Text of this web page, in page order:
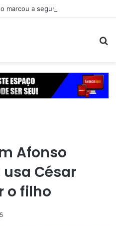
Afonso
César
o filho